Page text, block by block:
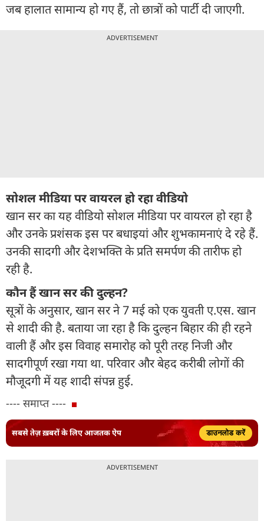
जब हालात सामान्य हो गए हैं, तो छात्रों को पार्टी दी जाएगी.
ADVERTISEMENT
सोशल मीडिया पर वायरल हो रहा वीडियो
खान सर का यह वीडियो सोशल मीडिया पर वायरल हो रहा है
और उनके प्रशंसक इस पर बधाइयां और शुभकामनाएं दे रहे हैं.
उनकी सादगी और देशभक्ति के प्रति समर्पण की तारीफ हो
रही है.
कौन हैं खान सर की दुल्हन?
सूत्रों के अनुसार, खान सर ने 7 मई को एक युवती ए.एस. खान
से शादी की है. बताया जा रहा है कि दुल्हन बिहार की ही रहने
वाली हैं और इस विवाह समारोह को पूरी तरह निजी और
सादगीपूर्ण रखा गया था. परिवार और बेहद करीबी लोगों की
मौजूदगी में यह शादी संपन्न हुई.
---- समाप्त ----
सबसे तेज़ ख़बरों के लिए आजतक ऐप डाउनलोड करें
ADVERTISEMENT